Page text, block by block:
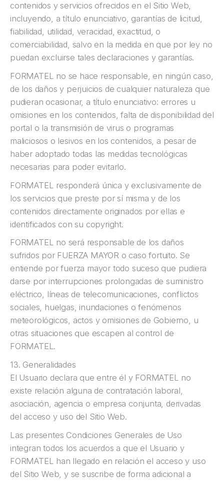
contenidos y servicios ofrecidos en el Sitio Web,
incluyendo, a título enunciativo, garantías de licitud,
fiabilidad, utilidad, veracidad, exactitud, o
comerciabilidad, salvo en la medida en que por ley no
puedan excluirse tales declaraciones y garantías.
FORMATEL no se hace responsable, en ningún caso,
de los daños y perjuicios de cualquier naturaleza que
pudieran ocasionar, a título enunciativo: errores u
omisiones en los contenidos, falta de disponibilidad del
portal o la transmisión de virus o programas
maliciosos o lesivos en los contenidos, a pesar de
haber adoptado todas las medidas tecnológicas
necesarias para poder evitarlo.
FORMATEL responderá única y exclusivamente de
los servicios que preste por sí misma y de los
contenidos directamente originados por ellas e
identificados con su copyright.
FORMATEL no será responsable de los daños
sufridos por FUERZA MAYOR o caso fortuito. Se
entiende por fuerza mayor todo suceso que pudiera
darse por interrupciones prolongadas de suministro
eléctrico, líneas de telecomunicaciones, conflictos
sociales, huelgas, inundaciones o fenómenos
meteorológicos, actos y omisiones de Gobierno, u
otras situaciones que escapen al control de
FORMATEL.
13. Generalidades
El Usuario declara que entre él y FORMATEL no
existe relación alguna de contratación laboral,
asociación, agencia o empresa conjunta, derivadas
del acceso y uso del Sitio Web.
Las presentes Condiciones Generales de Uso
integran todos los acuerdos a que el Usuario y
FORMATEL han llegado en relación el acceso y uso
del Sitio Web, y se suscribe de forma adicional a